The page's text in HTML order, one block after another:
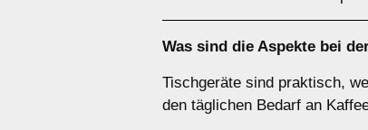
Was sind die Aspekte bei
Tischgeräte sind praktisch,
den täglichen Bedarf an